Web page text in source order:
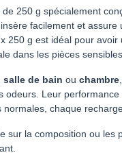
de 250 g spécialement
facilement et
250 g est idéal pour
dans les pièces
salle de bain ou chambre
odeurs. Leur
chaque
sur la composition ou